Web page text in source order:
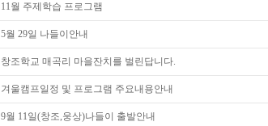
11월 주제학습 프로그램
5월 29일 나들이안내
창조학교 매곡리 마을잔치를 벌린답니다.
겨울캠프일정 및 프로그램 주요내용안내
9월 11일(창조,웅상)나들이 출발안내